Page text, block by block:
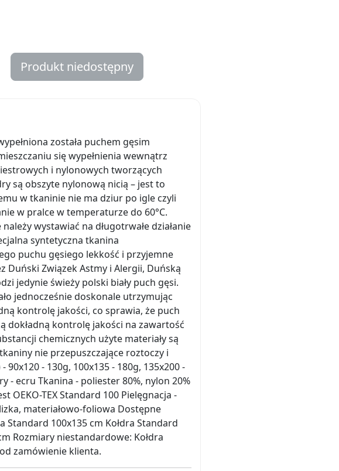
Produkt niedostępny
została puchem gęsim
się wypełnienia wewnątrz
i nylonowych tworzących
są obszyte nylonową nicią – jest to
w tkaninie nie ma dziur po igle czyli
w pralce w temperaturze do 60°C.
wystawiać na długotrwałe działanie
syntetyczna tkanina
puchu gęsiego lekkość i przyjemne
Związek Astmy i Alergii, Duńską
jedynie świeży polski biały puch gęsi.
jednocześnie doskonale utrzymując
kontrolę jakości, co sprawia, że puch
dokładną kontrolę jakości na zawartość
chemicznych użyte materiały są
nie przepuszczające roztoczy i
- 130g, 100x135 - 180g, 135x200 -
- ecru Tkanina - poliester 80%, nylon 20%
OEKO-TEX Standard 100 Pielęgnacja -
materiałowo-foliowa Dostępne
Standard 100x135 cm Kołdra Standard
Rozmiary niestandardowe: Kołdra
zamówienie klienta.